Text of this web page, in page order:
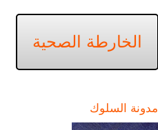
الخارطة الصحية
مدونة السلوك